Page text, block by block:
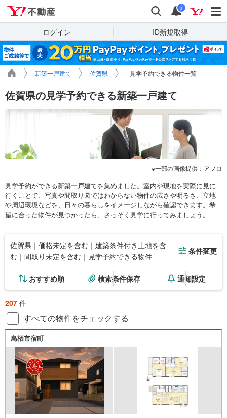
検索 通知
i
ログイン ID新規取得
新築一戸建て 佐賀県 見学予約できる物件一覧
佐賀県の見学予約できる新築一戸建て
一部の画像提供：アフロ
見学予約ができる新築一戸建てを集めました。室内や現地を実際に見に
行くことで、写真や間取り図ではわからない物件の広さや明るさ、立地
や周辺環境などを、日々の暮らしをイメージしながら確認できます。希
望に合った物件が見つかったら、さっそく見学に行ってみましょう。
佐賀県｜価格未定を含む｜建築条件付き土地を含
む｜間取り未定を含む｜見学予約できる物件
条件変更
おすすめ順 検索条件保存 通知設定
207 件
すべての物件をチェックする
鳥栖市宿町